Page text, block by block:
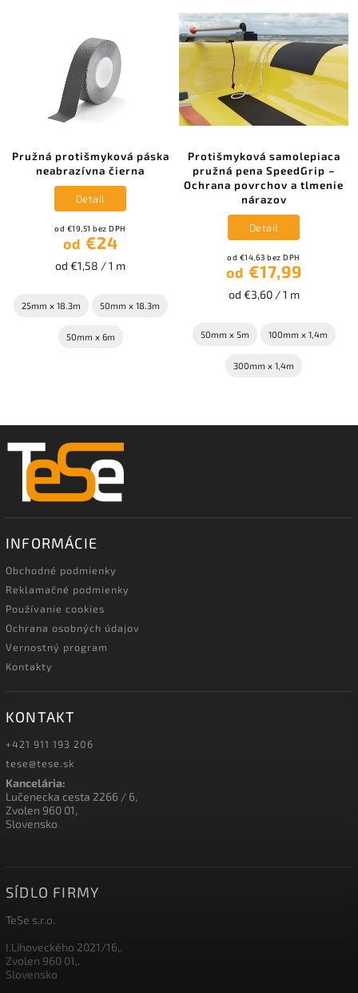
Pružná protišmyková páska
neabrazívna čierna
od €19,51 bez DPH
od €24
od €1,58 / 1 m
Detail
25mm x 18.3m 50mm x 18.3m
50mm x 6m
Protišmyková samolepiaca
pružná pena SpeedGrip –
Ochrana povrchov a tlmenie
nárazov
od €14,63 bez DPH
od €17,99
od €3,60 / 1 m
Detail
50mm x 5m 100mm x 1,4m
300mm x 1,4m
INFORMÁCIE
Obchodné podmienky
Reklamačné podmienky
Používanie cookies
Ochrana osobných údajov
Vernostný program
Kontakty
KONTAKT
+421 911 193 206
tese@tese.sk
Kancelária:
Lučenecka cesta 2266 / 6,
Zvolen 960 01,
Slovensko
SÍDLO FIRMY
TeSe s.r.o.
I.Lihoveckého 2021/16,.
Zvolen 960 01,.
Slovensko